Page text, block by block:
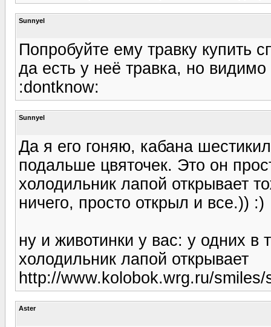
Sunnyel
Попробуйте ему травку купить
да есть у неё травка, но
:dontknow:
Sunnyel
Да я его гоняю, кабана
подальше цвяточек. Это он
холодильник лапой открывает
ничего, просто открыл и все.)) :)
ну и животинки у вас: у одних в
холодильник лапой открывает
http://www.kolobok.wrg.ru/
Aster